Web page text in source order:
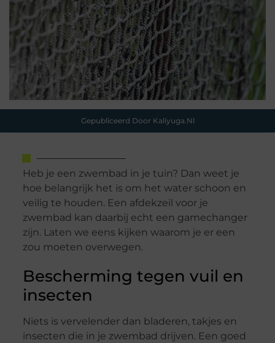
Gepubliceerd Door Kaliyuga.nl
Heb je een zwembad in je tuin? Dan weet je
hoe belangrijk het is om het water schoon en
veilig te houden. Een afdekzeil voor je
zwembad kan daarbij echt een gamechanger
zijn. Laten we eens kijken waarom je er een
zou moeten overwegen.
Bescherming tegen vuil en
insecten
Niets is vervelender dan bladeren, takjes en
insecten die in je zwembad drijven. Een goed